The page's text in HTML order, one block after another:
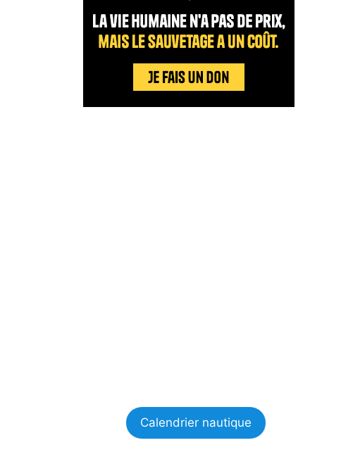
Calendrier nautique